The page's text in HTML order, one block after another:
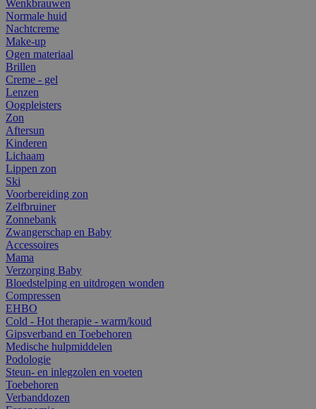
Wenkbrauwen
Normale huid
Nachtcreme
Make-up
Ogen materiaal
Brillen
Creme - gel
Lenzen
Oogpleisters
Zon
Aftersun
Kinderen
Lichaam
Lippen zon
Ski
Voorbereiding zon
Zelfbruiner
Zonnebank
Zwangerschap en Baby
Accessoires
Mama
Verzorging Baby
Bloedstelping en uitdrogen wonden
Compressen
EHBO
Cold - Hot therapie - warm/koud
Gipsverband en Toebehoren
Medische hulpmiddelen
Podologie
Steun- en inlegzolen en voeten
Toebehoren
Verbanddozen